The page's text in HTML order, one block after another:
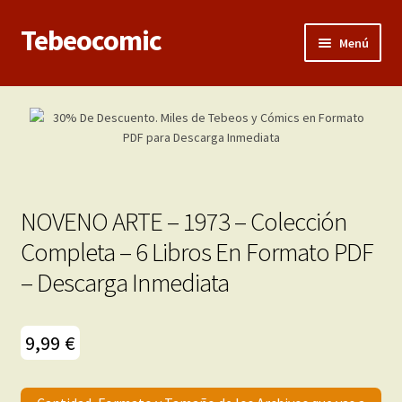
Ir
Ir
al
Tebeocomic Menú
Inicio
Adultos
Porno 3D
Inéditas
el
NOVENO ARTE – 1973 – Colección
Completa – 6 Libros En Formato PDF
– Descarga Inmediata
9,99 €